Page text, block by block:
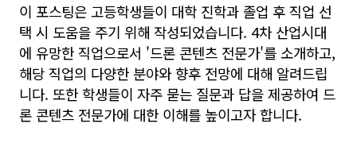
이 포스팅은 고등학생들이 대학 진학과 졸업 후 직업 선
택 시 도움을 주기 위해 작성되었습니다. 4차 산업시대
에 유망한 직업으로서 '드론 콘텐츠 전문가'를 소개하고,
해당 직업의 다양한 분야와 향후 전망에 대해 알려드립
니다. 또한 학생들이 자주 묻는 질문과 답을 제공하여 드
론 콘텐츠 전문가에 대한 이해를 높이고자 합니다.